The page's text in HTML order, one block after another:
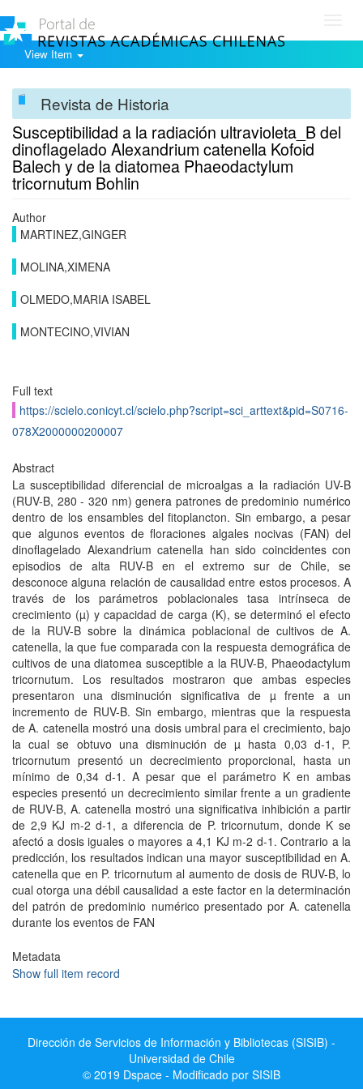
View Item
Revista de Historia
Susceptibilidad a la radiación ultravioleta_B del
dinoflagelado Alexandrium catenella Kofoid
Balech y de la diatomea Phaeodactylum
tricornutum Bohlin
Author
MARTINEZ,GINGER
MOLINA,XIMENA
OLMEDO,MARIA ISABEL
MONTECINO,VIVIAN
Full text
https://scielo.conicyt.cl/scielo.php?script=sci_arttext&pid=S0716-
078X2000000200007
Abstract
La susceptibilidad diferencial de microalgas a la radiación UV-B
(RUV-B, 280 - 320 nm) genera patrones de predominio numérico
dentro de los ensambles del fitoplancton. Sin embargo, a pesar
que algunos eventos de floraciones algales nocivas (FAN) del
dinoflagelado Alexandrium catenella han sido coincidentes con
episodios de alta RUV-B en el extremo sur de Chile, se
desconoce alguna relación de causalidad entre estos procesos. A
través de los parámetros poblacionales tasa intrínseca de
crecimiento (µ) y capacidad de carga (K), se determinó el efecto
de la RUV-B sobre la dinámica poblacional de cultivos de A.
catenella, la que fue comparada con la respuesta demográfica de
cultivos de una diatomea susceptible a la RUV-B, Phaeodactylum
tricornutum. Los resultados mostraron que ambas especies
presentaron una disminución significativa de µ frente a un
incremento de RUV-B. Sin embargo, mientras que la respuesta
de A. catenella mostró una dosis umbral para el crecimiento, bajo
la cual se obtuvo una disminución de µ hasta 0,03 d-1, P.
tricornutum presentó un decrecimiento proporcional, hasta un
mínimo de 0,34 d-1. A pesar que el parámetro K en ambas
especies presentó un decrecimiento similar frente a un gradiente
de RUV-B, A. catenella mostró una significativa inhibición a partir
de 2,9 KJ m-2 d-1, a diferencia de P. tricornutum, donde K se
afectó a dosis iguales o mayores a 4,1 KJ m-2 d-1. Contrario a la
predicción, los resultados indican una mayor susceptibilidad en A.
catenella que en P. tricornutum al aumento de dosis de RUV-B, lo
cual otorga una débil causalidad a este factor en la determinación
del patrón de predominio numérico presentado por A. catenella
durante los eventos de FAN
Metadata
Show full item record
Dirección de Servicios de Información y Bibliotecas (SISIB) -
Universidad de Chile
© 2019 Dspace - Modificado por SISIB